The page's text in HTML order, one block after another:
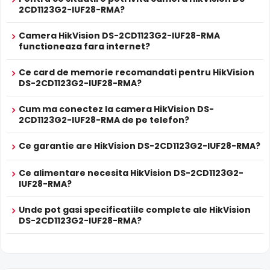
BLC (Compensare Lumina)
dotata camera HikVision DS-2CD1123G2-IUF28-RMA,
permite ca obiectele aflate pe un fundal foarte luminos
acces) sa fie vizibile.
HikVision DS-2CD1123G2-IUF28-RMA dispune de
incorporat
care permite inregistrarea audio in timp real.
Sunetul se sincronizeaza cu imaginea video, utila pentru
monitorizata.
2CD1123G2-IUF28-RMA?
Camera HikVision DS-2CD1123G2-IUF28-RMA
functioneaza fara internet?
Ce card de memorie recomandati pentru HikVision
DS-2CD1123G2-IUF28-RMA?
Cum ma conectez la camera HikVision DS-
2CD1123G2-IUF28-RMA de pe telefon?
Ce garantie are HikVision DS-2CD1123G2-IUF28-RMA?
Ce alimentare necesita HikVision DS-2CD1123G2-
IUF28-RMA?
Unde pot gasi specificatiile complete ale HikVision
DS-2CD1123G2-IUF28-RMA?